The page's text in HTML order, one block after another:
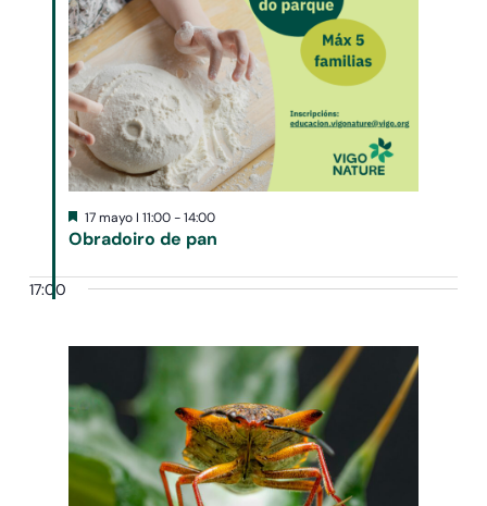
Obradoiro de pan
Destacado
17 mayo I 11:00-14:00
17:00